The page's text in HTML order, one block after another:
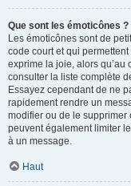
Que sont les émoticônes ?
Les émoticônes sont de
code court et qui
exprime la joie, alors qu’au
consulter la liste complète
Essayez cependant de ne
rapidement rendre un
modifier ou de le supprimer
peuvent également limiter
à un message.
Haut